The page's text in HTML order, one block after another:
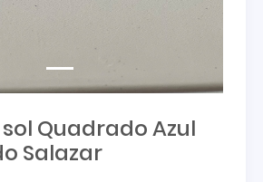
Quadrado Azul
Salazar